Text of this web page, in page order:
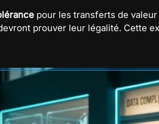
pour les transferts de
prouver leur légalité. Cette